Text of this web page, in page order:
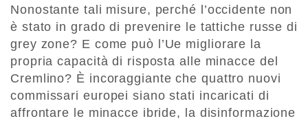
Nonostante tali misure, perché l’occidente non
è stato in grado di prevenire le tattiche russe di
grey zone? E come può l’Ue migliorare la
propria capacità di risposta alle minacce del
Cremlino? È incoraggiante che quattro nuovi
commissari europei siano stati incaricati di
affrontare le minacce ibride, la disinformazione